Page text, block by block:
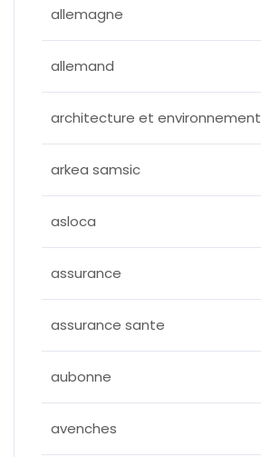
allemagne
allemand
architecture et environnement
arkea samsic
asloca
assurance
assurance sante
aubonne
avenches